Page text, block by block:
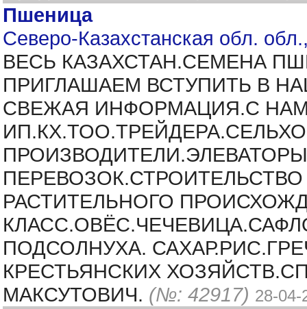
Пшеница
Северо-Казахстанская обл.
ВЕСЬ КАЗАХСТАН.СЕМЕНА
ПРИГЛАШАЕМ ВСТУПИТЬ В
СВЕЖАЯ ИНФОРМАЦИЯ.С
РАСТИТЕЛЬНОГО
ПОДСОЛНУХА.
КРЕСТЬЯНСКИХ
МАКСУТОВИЧ. (№: 42917) 28-04-